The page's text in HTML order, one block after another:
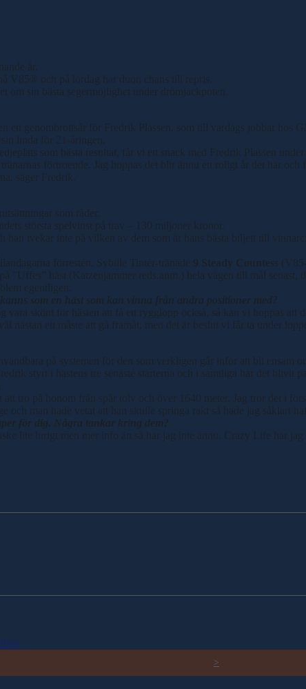
år.
V85® och på lördag har duon chans till repris.
om sin bästa segermöjlighet under drömjackpoten.
genombrottsår för Fredrik Plassen, som till vardags jobbar hos
linda för 21-åringen.
som bästa resultat, får vi ett snack med Fredrik Plassen under
förtroende. Jag hoppas det blir ännu ett roligt år det här
säger Fredrik.
som råder.
största spelvinst på trav – 130 miljoner kronor.
tvekar inte på vilken av dem som är hans bästa biljett till
förresten. Sybille Tinter-tränade 9 Steady Countess
”Uffes” häst (Katzenjammer reds.anm.) hela vägen till mål senast,
egentligen.
som en häst som kan vinna från andra positioner med?
vara skönt för hästen att få ett rygglopp också, så kan vi hoppas
nästan ett måste att gå framåt, men det är beslut vi får ta under
på systemen för den som verkligen går inför att bli ensam
styrt i hästens tre senaste starterna och i samtliga har det blivit
tro på honom från spår tolv och över 1640 meter. Jag tror det i
man hade vetat att han skulle springa rakt så hade jag såklart
för dig. Några tankar kring dem?
lite lurigt men mer info än så har jag inte ännu. Crazy Life har
>